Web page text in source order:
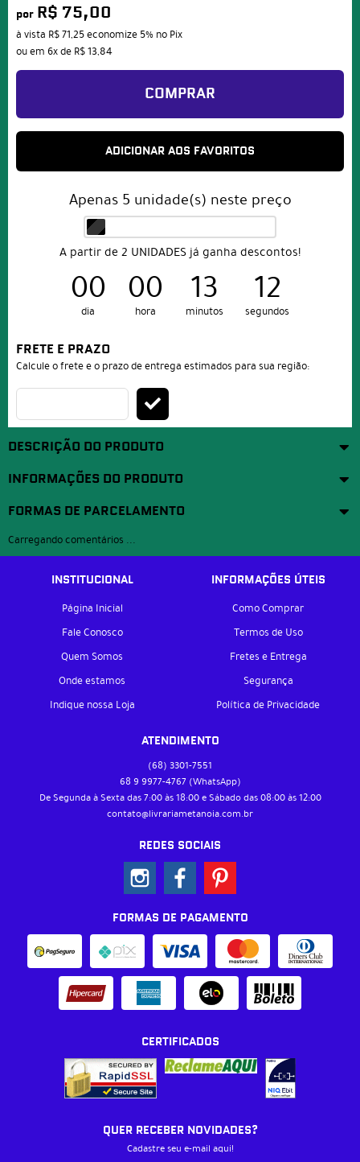
por R$ 75,00
à vista R$ 71,25economize 5% no Pix
ou em 6xde R$ 13,84
COMPRAR
ADICIONAR AOS FAVORITOS
Apenas 5 unidade(s) neste preço
A partir de 2 UNIDADES já ganha descontos!
00
dia
00
hora
13
minutos
09
segundos
FRETE E PRAZO
Calcule o frete e o prazo de entrega estimados para sua região:
DESCRIÇÃO DO PRODUTO
INFORMAÇÕES DO PRODUTO
FORMAS DE PARCELAMENTO
Carregando comentários ...
INSTITUCIONAL
Página Inicial
Fale Conosco
Quem Somos
Onde estamos
Indique nossa Loja
INFORMAÇÕES ÚTEIS
Como Comprar
Termos de Uso
Fretes e Entrega
Segurança
Política de Privacidade
ATENDIMENTO
(68) 3301-7551
68 9 9977-4767 (WhatsApp)
De Segunda à Sexta das 7:00 às 18:00 e Sábado das 08:00 às 12:00
contato@livrariametanoia.com.br
REDES SOCIAIS
FORMAS DE PAGAMENTO
CERTIFICADOS
QUER RECEBER NOVIDADES?
Cadastre seu e-mail aqui!